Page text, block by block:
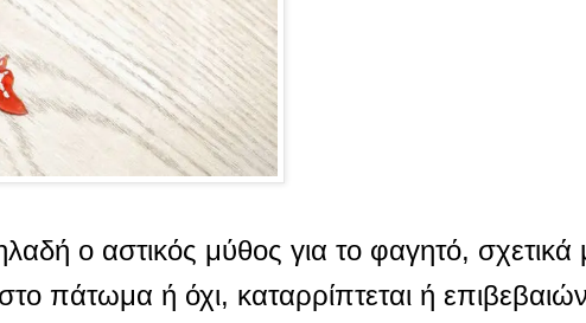
ο αστικός μύθος για το φαγητό, σχετικά
πάτωμα ή όχι, καταρρίπτεται ή